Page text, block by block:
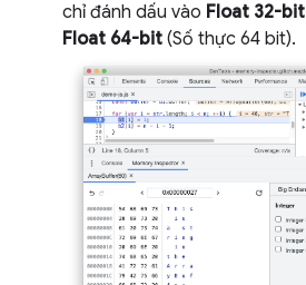
chỉ đánh dấu vào Float 32-bit
Float 64-bit (Số thực 64 bit).